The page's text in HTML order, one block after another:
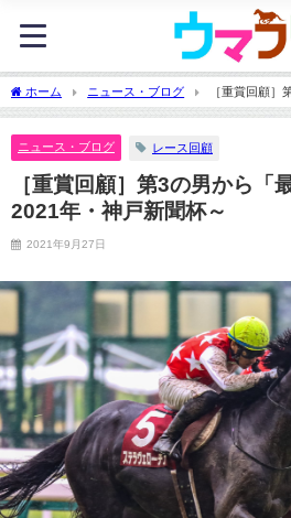
ホーム ニュース・ブログ
［重賞回顧］
2021年・神戸新聞杯～
ニュース・ブログ レース回顧
［重賞回顧］第3の男から「
2021年・神戸新聞杯～
2021年9月27日